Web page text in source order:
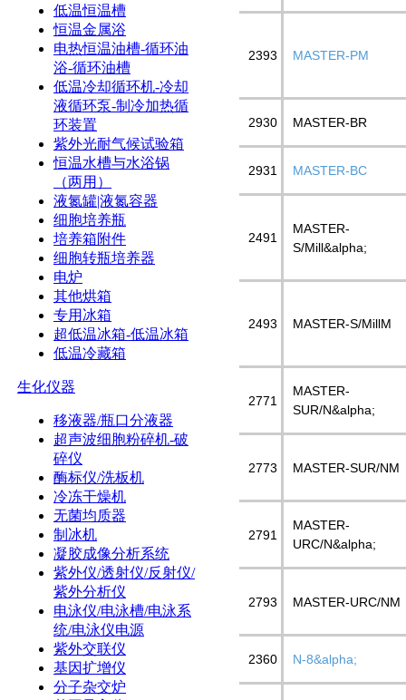
低温恒温槽
恒温金属浴
电热恒温油槽-循环油
浴-循环油槽
低温冷却循环机-冷却
液循环泵-制冷加热循
环装置
紫外光耐气候试验箱
恒温水槽与水浴锅
（两用）
液氮罐|液氮容器
细胞培养瓶
培养箱附件
细胞转瓶培养器
电炉
其他烘箱
专用冰箱
超低温冰箱-低温冰箱
低温冷藏箱
生化仪器
移液器/瓶口分液器
超声波细胞粉碎机-破
碎仪
酶标仪/洗板机
冷冻干燥机
无菌均质器
制冰机
凝胶成像分析系统
紫外仪/透射仪/反射仪/
紫外分析仪
电泳仪/电泳槽/电泳系
统/电泳仪电源
紫外交联仪
基因扩增仪
分子杂交炉
2393 MASTER-PM
2930 MASTER-BR
2931 MASTER-BC
2491
MASTER-
S/Mill&alpha;
2493 MASTER-S/MillM
2771
MASTER-
SUR/N&alpha;
2773 MASTER-SUR/NM
2791
MASTER-
URC/N&alpha;
2793 MASTER-URC/NM
2360 N-8&alpha;